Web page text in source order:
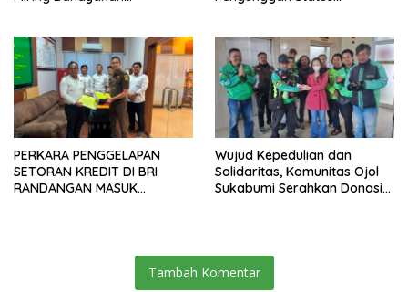
PERKARA PENGGELAPAN
SETORAN KREDIT DI BRI
RANDANGAN MASUK
Wujud Kepedulian dan
Solidaritas, Komunitas Ojol
Sukabumi Serahkan Donasi
Tambah Komentar